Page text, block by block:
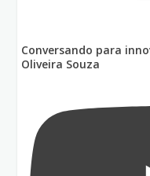
Conversando para
Oliveira Souza